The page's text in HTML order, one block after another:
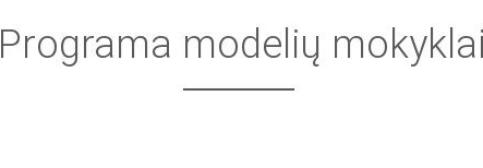
Programa modelių